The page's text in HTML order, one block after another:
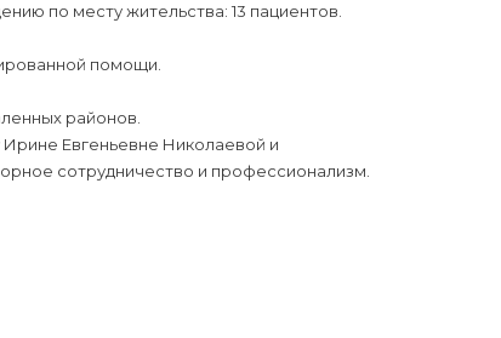
по месту жительства: 13 пациентов.
помощи.
районов.
Евгеньевне Николаевой и
сотрудничество и профессионализм.